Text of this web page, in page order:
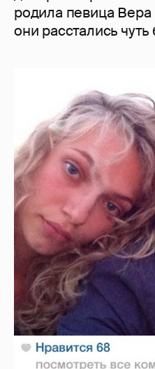
родила певица
они расстались